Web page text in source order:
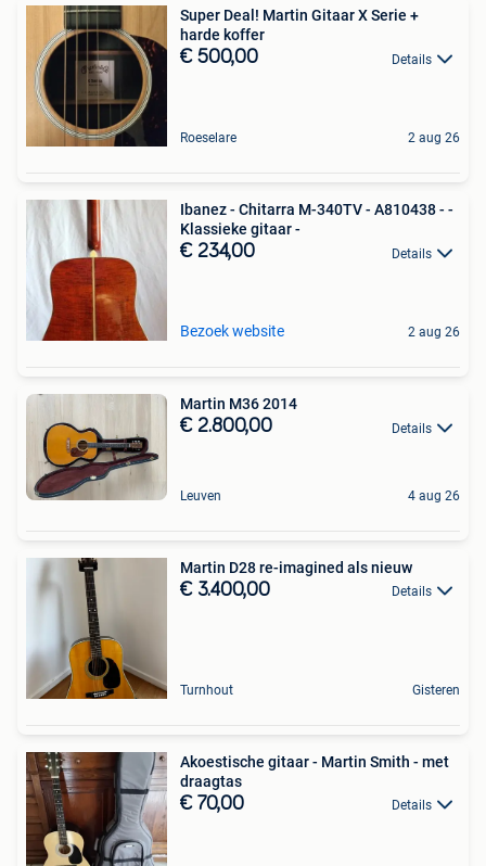
Super Deal! Martin Gitaar X Serie +
harde koffer
€ 500,00 Details
Roeselare 2 aug 26
Ibanez - Chitarra M-340TV - A810438 - -
Klassieke gitaar -
€ 234,00 Details
Bezoek website 2 aug 26
Martin M36 2014
€ 2.800,00 Details
Leuven 4 aug 26
Martin D28 re-imagined als nieuw
€ 3.400,00 Details
Turnhout Gisteren
Akoestische gitaar - Martin Smith - met
draagtas
€ 70,00 Details